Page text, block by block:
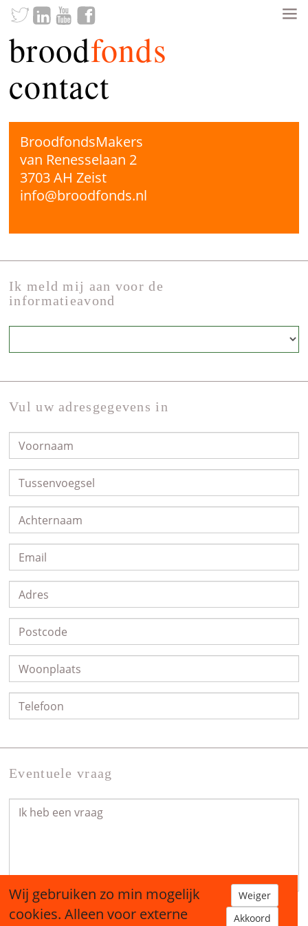
broodfonds
contact
BroodfondsMakers
van Renesselaan 2
3703 AH Zeist
info@broodfonds.nl
Ik meld mij aan voor de
informatieavond
Vul uw adresgegevens in
Eventuele vraag
Wij gebruiken zo min mogelijk
cookies. Alleen voor externe
Weiger
Akkoord